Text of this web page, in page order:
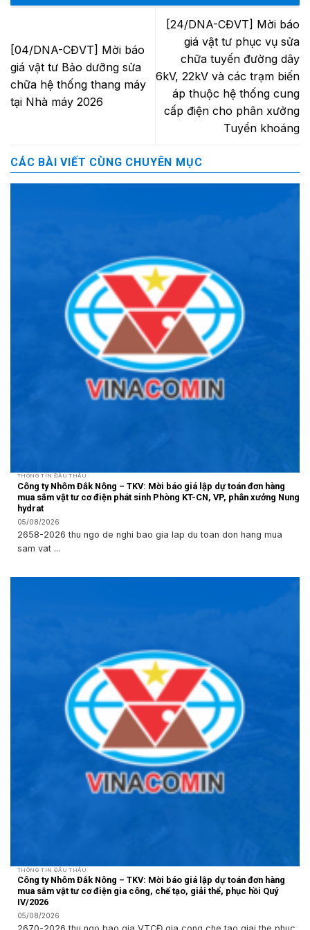
[04/DNA-CĐVT] Mời báo
giá vật tư Bảo dưỡng sửa
chữa hệ thống thang máy
tại Nhà máy 2026
[24/DNA-CĐVT] Mời báo
giá vật tư phục vụ sửa
chữa tuyến đường dây
6kV, 22kV và các trạm biến
áp thuộc hệ thống cung
cấp điện cho phân xưởng
Tuyển khoáng
CÁC BÀI VIẾT CÙNG CHUYÊN MỤC
THÔNG TIN ĐẤU THẦU
Công ty Nhôm Đắk Nông – TKV: Mời báo giá lập dự toán đơn hàng
mua sắm vật tư cơ điện phát sinh Phòng KT-CN, VP, phân xưởng Nung
hydrat
05/08/2026
2658-2026 thu ngo de nghi bao gia lap du toan don hang mua
sam vat ...
THÔNG TIN ĐẤU THẦU
Công ty Nhôm Đắk Nông – TKV: Mời báo giá lập dự toán đơn hàng
mua sắm vật tư cơ điện gia công, chế tạo, giải thể, phục hồi Quý
IV/2026
05/08/2026